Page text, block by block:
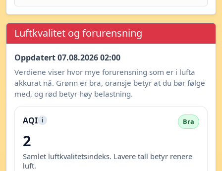
Luftkvalitet og forurensning
Oppdatert 07.08.2026 02:00
Verdiene viser hvor mye forurensning som er i lufta
akkurat nå. Grønn er bra, oransje betyr at du bør følge
med, og rød betyr høy belastning.
AQI i Bra
2
Samlet luftkvalitetsindeks. Lavere tall betyr renere
luft.